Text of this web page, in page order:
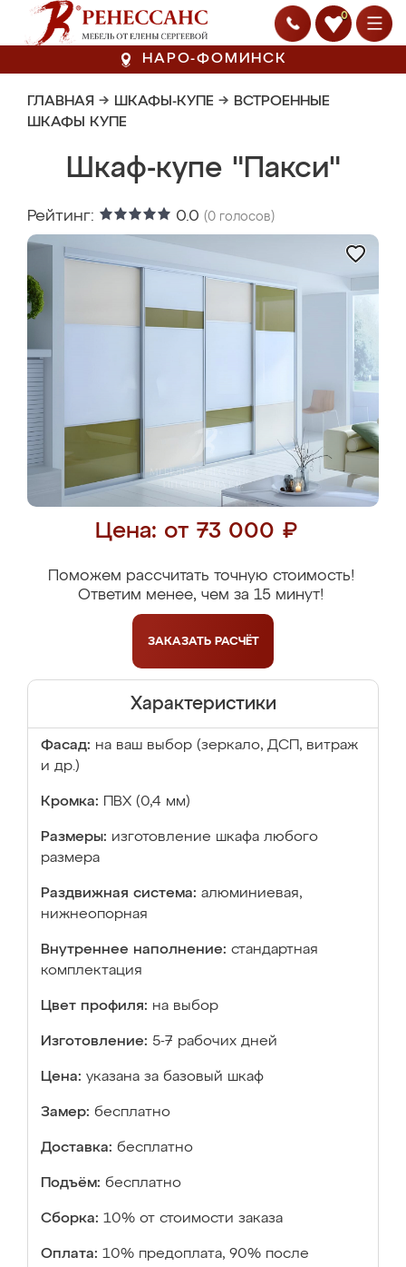
0
НАРО-ФОМИНСК
ГЛАВНАЯ → ШКАФЫ-КУПЕ → ВСТРОЕННЫЕ
ШКАФЫ КУПЕ
Шкаф-купе "Пакси"
Рейтинг: 0.0 (0 голосов)
Цена: от 73 000 ₽
Поможем рассчитать точную стоимость!
Ответим менее, чем за 15 минут!
ЗАКАЗАТЬ РАСЧЁТ
Характеристики
Фасад: на ваш выбор (зеркало, ДСП, витраж
и др.)
Кромка: ПВХ (0,4 мм)
Размеры: изготовление шкафа любого
размера
Раздвижная система: алюминиевая,
нижнеопорная
Внутреннее наполнение: стандартная
комплектация
Цвет профиля: на выбор
Изготовление: 5-7 рабочих дней
Цена: указана за базовый шкаф
Замер: бесплатно
Доставка: бесплатно
Подъём: бесплатно
Сборка: 10% от стоимости заказа
Оплата: 10% предоплата, 90% после